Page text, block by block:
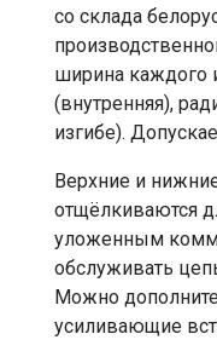
со склада
ширина каждого
(внутренняя),
изгибе).
Верхние и
отщёлкиваются
уложенным
обслуживать
Можно
усиливающие